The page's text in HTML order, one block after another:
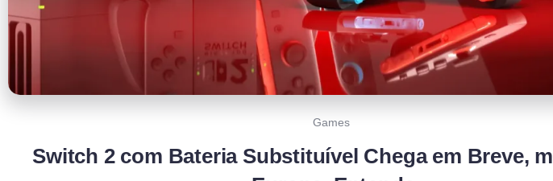
Games
Switch 2 com Bateria Substituível Chega em Breve,